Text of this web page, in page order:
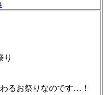
り
るお祭りなのです…！